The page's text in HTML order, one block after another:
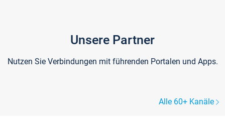
Unsere Partner
Nutzen Sie Verbindungen mit führenden Portalen und Apps.
Alle 60+ Kanäle